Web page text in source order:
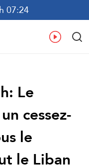
07:24
Le
cessez-
le
le Liban